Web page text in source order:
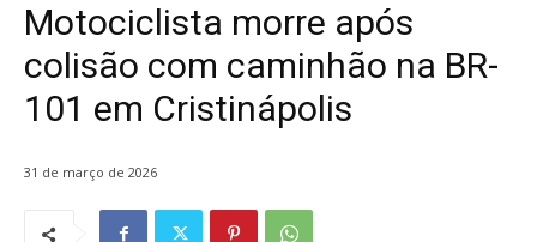
Motociclista morre após
colisão com caminhão na BR-
101 em Cristinápolis
31 de março de 2026